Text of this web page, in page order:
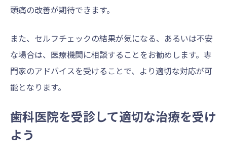
頭痛の改善が期待できます。
また、セルフチェックの結果が気になる、あるいは不安
な場合は、医療機関に相談することをお勧めします。専
門家のアドバイスを受けることで、より適切な対応が可
能となります。
歯科医院を受診して適切な治療を受け
よう